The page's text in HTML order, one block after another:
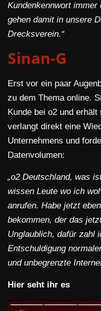
Kundenkennwort
gehen damit in unsere
Drecksverein.“
Sinan-G
Erst vor ein paar
zu dem Thema online.
Kunde bei o2 und
verlangt direkt eine
Unternehmens und
Datenvolumen:
„o2 Deutschland, was
wissen Leute wo ich
anrufen. Habe jetzt
bekommen, der das
Unglaublich, dafür zahl
Entschuldigung
und unbegrenzte
Hier seht ihr es